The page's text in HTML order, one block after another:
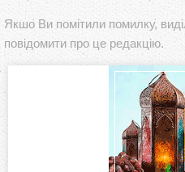
Якшо Ви помітили помилку,
повідомити про це редакцію.